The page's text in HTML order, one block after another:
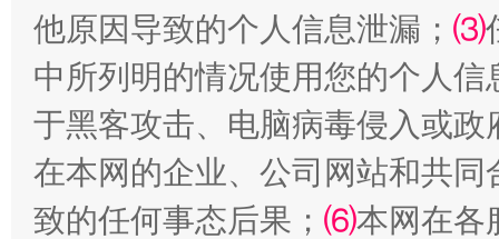
阿坝州三大球赛在茂县开幕 规模
他原因导致的个人信息泄漏； ⑶
中所列明的情况使用您的个人
于黑客攻击、电脑病毒侵入或
在本网的企业、公司网站和共
致的任何事态后果； ⑹本网在各